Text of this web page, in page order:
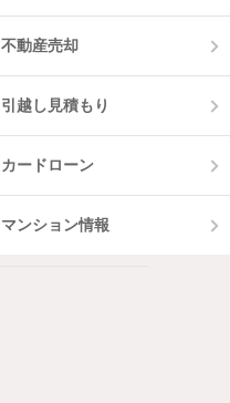
不動産売却
引越し見積もり
カードローン
マンション情報